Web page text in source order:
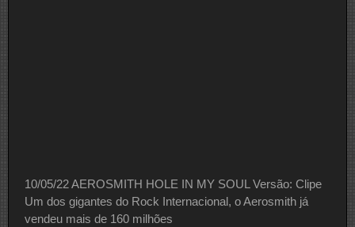
10/05/22 AEROSMITH HOLE IN MY SOUL Versão: Clipe
Um dos gigantes do Rock Internacional, o Aerosmith já
vendeu mais de 160 milhões